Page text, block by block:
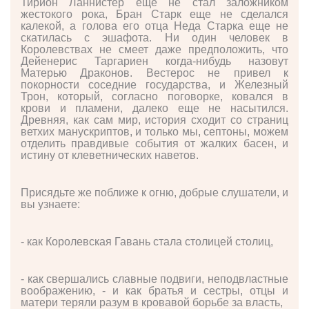
Тирион Ланнистер еще не стал заложником
жестокого рока, Бран Старк еще не сделался
калекой, а голова его отца Неда Старка еще не
скатилась с эшафота. Ни один человек в
Королевствах не смеет даже предположить, что
Дейенерис Таргариен когда-нибудь назовут
Матерью Драконов. Вестерос не привел к
покорности соседние государства, и Железный
Трон, который, согласно поговорке, ковался в
крови и пламени, далеко еще не насытился.
Древняя, как сам мир, история сходит со страниц
ветхих манускриптов, и только мы, септоны, можем
отделить правдивые события от жалких басен, и
истину от клеветнических наветов.
Присядьте же поближе к огню, добрые слушатели, и
вы узнаете:
- как Королевская Гавань стала столицей столиц,
- как свершались славные подвиги, неподвластные
воображению, - и как братья и сестры, отцы и
матери теряли разум в кровавой борьбе за власть,